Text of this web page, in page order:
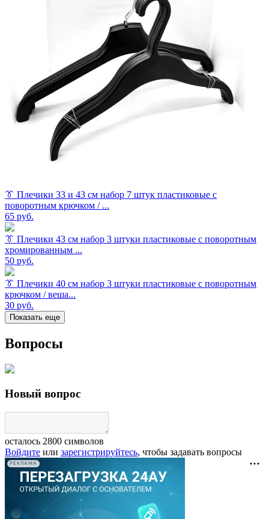
👔 Плечики 33 и 43 см набор 7 штук пластиковые с
поворотным крючком / ...
65 руб.
👔 Плечики 43 см набор 3 штуки пластиковые с поворотным
хромированным ...
50 руб.
👔 Плечики 40 см набор 3 штуки пластиковые с поворотным
крючком / веша...
30 руб.
Показать еще
Вопросы
Новый вопрос
осталось 2800 символов
Войдите или зарегистрируйтесь, чтобы задавать вопросы
РЕКЛАМА